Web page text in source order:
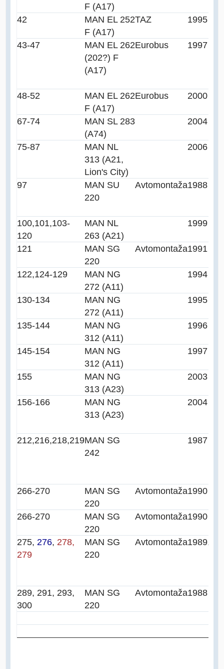
F (A17)
42
MAN EL 252
F (A17)
TAZ 1995
43-47
MAN EL 262
(202?) F
(A17)
Eurobus 1997
48-52
MAN EL 262
F (A17)
Eurobus 2000
67-74
MAN SL 283
(A74)
2004
75-87
MAN NL
313 (A21,
Lion's City)
2006
97
MAN SU
220
Avtomontaža1988
100,101,103-
120
MAN NL
263 (A21)
1999
121
MAN SG
220
Avtomontaža1991
122,124-129
MAN NG
272 (A11)
1994
130-134
MAN NG
272 (A11)
1995
135-144
MAN NG
312 (A11)
1996
145-154
MAN NG
312 (A11)
1997
155
MAN NG
313 (A23)
2003
156-166
MAN NG
313 (A23)
2004
212,216,218,219MAN SG
242
1987
266-270
MAN SG
220
Avtomontaža1990
266-270
MAN SG
220
Avtomontaža1990
275, 276, 278,
279
MAN SG
220
Avtomontaža1989,
289, 291, 293,
300
MAN SG
220
Avtomontaža1988